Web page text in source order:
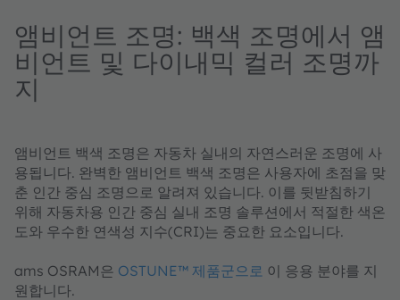
앰비언트 조명: 백색 조명에서 앰
비언트 및 다이내믹 컬러 조명까
지
앰비언트 백색 조명은 자동차 실내의 자연스러운 조명에 사
용됩니다. 완벽한 앰비언트 백색 조명은 사용자에 초점을 맞
춘 인간 중심 조명으로 알려져 있습니다. 이를 뒷받침하기
위해 자동차용 인간 중심 실내 조명 솔루션에서 적절한 색온
도와 우수한 연색성 지수(CRI)는 중요한 요소입니다.
ams OSRAM은 OSTUNE™ 제품군으로 이 응용 분야를 지
원합니다.